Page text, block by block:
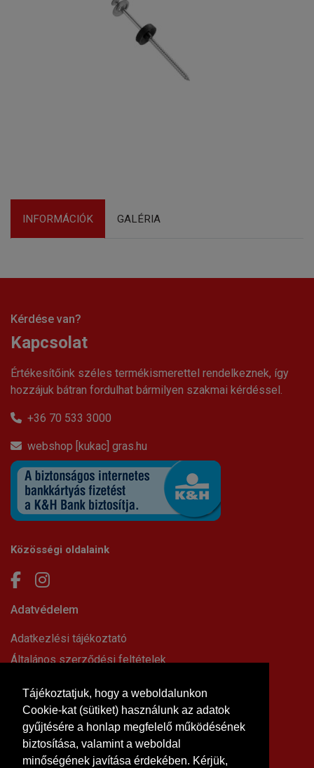
Tájékoztatjuk, hogy a weboldalunkon
Cookie-kat (sütiket) használunk az adatok
gyűjtésére a honlap megfelelő működésének
biztosítása, valamint a weboldal
minőségének javítása érdekében. Kérjük,
INFORMÁCIÓK GALÉRIA
Kérdése van?
Kapcsolat
Értékesítőink széles termékismerettel rendelkeznek, így
hozzájuk bátran fordulhat bármilyen szakmai kérdéssel.
+36 70 533 3000
webshop [kukac] gras.hu
Közösségi oldalaink
Adatvédelem
Adatkezlési tájékoztató
Általános szerződési feltételek
Impresszum
Süti beállítások
Információk
Hírek, cikkek